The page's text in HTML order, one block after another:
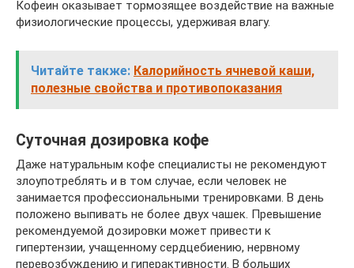
Кофеин оказывает тормозящее воздействие на важные
физиологические процессы, удерживая влагу.
Читайте также: Калорийность ячневой каши,
полезные свойства и противопоказания
Суточная дозировка кофе
Даже натуральным кофе специалисты не рекомендуют
злоупотреблять и в том случае, если человек не
занимается профессиональными тренировками. В день
положено выпивать не более двух чашек. Превышение
рекомендуемой дозировки может привести к
гипертензии, учащенному сердцебиению, нервному
перевозбуждению и гиперактивности. В больших